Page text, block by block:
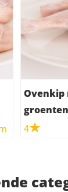
Ovenkip
4